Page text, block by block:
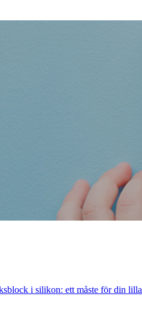
i silikon: ett måste för din lilla